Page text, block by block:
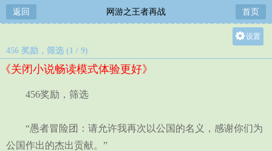
返回 网游之王者再战 首页
设置
456 奖励，筛选 (1 / 9)
《关闭小说畅读模式体验更好》
456奖励，筛选
“愚者冒险团：请允许我再次以公国的名义，感谢你们为
公国作出的杰出贡献。”